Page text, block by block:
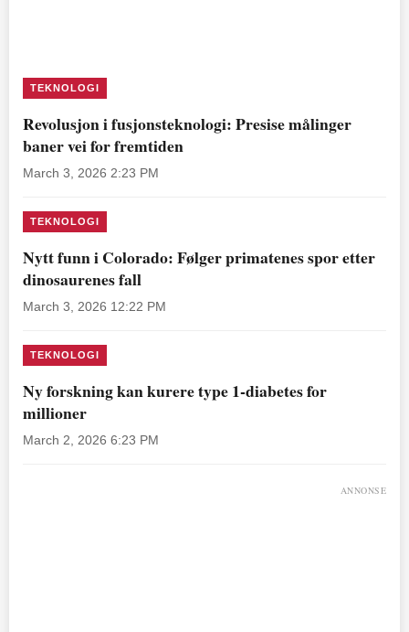
TEKNOLOGI
Revolusjon i fusjonsteknologi: Presise målinger
baner vei for fremtiden
March 3, 2026 2:23 PM
TEKNOLOGI
Nytt funn i Colorado: Følger primatenes spor etter
dinosaurenes fall
March 3, 2026 12:22 PM
TEKNOLOGI
Ny forskning kan kurere type 1-diabetes for
millioner
March 2, 2026 6:23 PM
ANNONSE